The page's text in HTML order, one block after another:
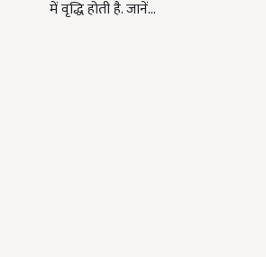
में वृद्धि होती है. जानें…